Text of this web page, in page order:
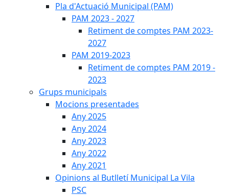
Pla d'Actuació Municipal (PAM)
PAM 2023 - 2027
Retiment de comptes PAM 2023-
2027
PAM 2019-2023
Retiment de comptes PAM 2019 -
2023
Grups municipals
Mocions presentades
Any 2025
Any 2024
Any 2023
Any 2022
Any 2021
Opinions al Butlletí Municipal La Vila
PSC